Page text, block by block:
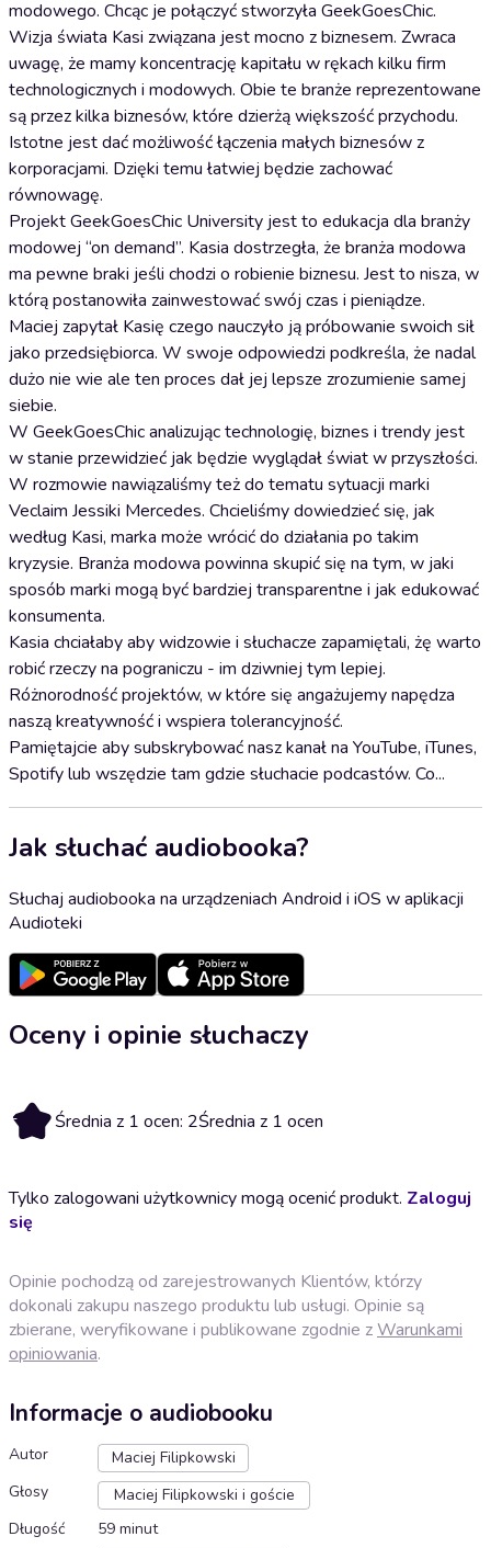
modowego. Chcąc je połączyć stworzyła GeekGoesChic.
Wizja świata Kasi związana jest mocno z biznesem. Zwraca
uwagę, że mamy koncentrację kapitału w rękach kilku firm
technologicznych i modowych. Obie te branże reprezentowane
są przez kilka biznesów, które dzierżą większość przychodu.
Istotne jest dać możliwość łączenia małych biznesów z
korporacjami. Dzięki temu łatwiej będzie zachować
równowagę.
Projekt GeekGoesChic University jest to edukacja dla branży
modowej “on demand”. Kasia dostrzegła, że branża modowa
ma pewne braki jeśli chodzi o robienie biznesu. Jest to nisza, w
którą postanowiła zainwestować swój czas i pieniądze.
Maciej zapytał Kasię czego nauczyło ją próbowanie swoich sił
jako przedsiębiorca. W swoje odpowiedzi podkreśla, że nadal
dużo nie wie ale ten proces dał jej lepsze zrozumienie samej
siebie.
W GeekGoesChic analizując technologię, biznes i trendy jest
w stanie przewidzieć jak będzie wyglądał świat w przyszłości.
W rozmowie nawiązaliśmy też do tematu sytuacji marki
Veclaim Jessiki Mercedes. Chcieliśmy dowiedzieć się, jak
według Kasi, marka może wrócić do działania po takim
kryzysie. Branża modowa powinna skupić się na tym, w jaki
sposób marki mogą być bardziej transparentne i jak edukować
konsumenta.
Kasia chciałaby aby widzowie i słuchacze zapamiętali, żę warto
robić rzeczy na pograniczu - im dziwniej tym lepiej.
Różnorodność projektów, w które się angażujemy napędza
naszą kreatywność i wspiera tolerancyjność.
Pamiętajcie aby subskrybować nasz kanał na YouTube, iTunes,
Spotify lub wszędzie tam gdzie słuchacie podcastów. Co...
Jak słuchać audiobooka?
Słuchaj audiobooka na urządzeniach Android i iOS w aplikacji
Audioteki
Oceny i opinie słuchaczy
2 Średnia z 1 ocen: 2Średnia z 1 ocen
Tylko zalogowani użytkownicy mogą ocenić produkt. Zaloguj
się
Opinie pochodzą od zarejestrowanych Klientów, którzy
dokonali zakupu naszego produktu lub usługi. Opinie są
zbierane, weryfikowane i publikowane zgodnie zWarunkami
opiniowania.
Informacje o audiobooku
Autor
Maciej Filipkowski
Głosy
Maciej Filipkowski i goście
Długość
59 minut